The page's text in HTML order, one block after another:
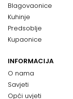
Blagovaonice
Kuhinje
Predsoblje
Kupaonice
INFORMACIJA
O nama
Savjeti
Opći uvjeti